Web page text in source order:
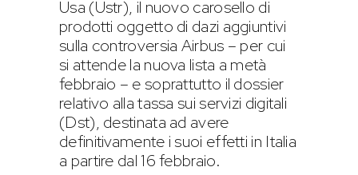
Usa (Ustr), il nuovo carosello di
prodotti oggetto di dazi aggiuntivi
sulla controversia Airbus – per cui
si attende la nuova lista a metà
febbraio – e soprattutto il dossier
relativo alla tassa sui servizi digitali
(Dst), destinata ad avere
definitivamente i suoi effetti in Italia
a partire dal 16 febbraio.